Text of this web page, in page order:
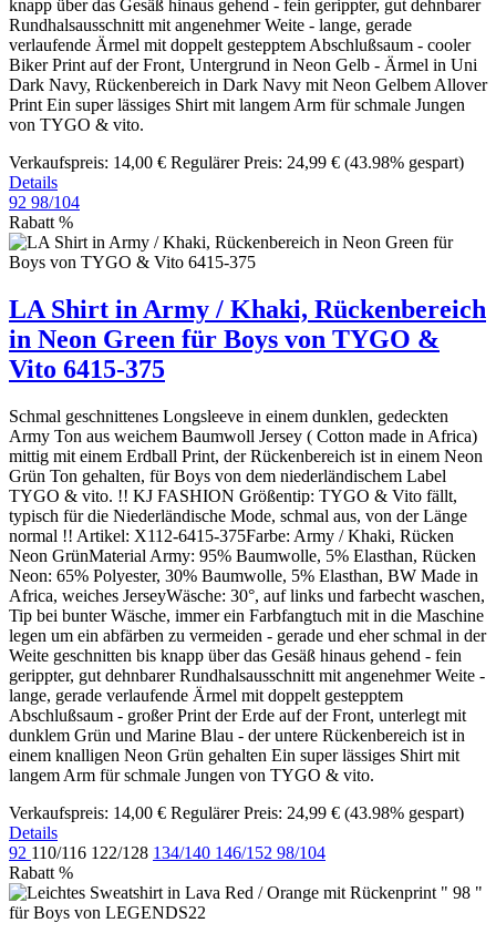
knapp über das Gesäß hinaus gehend - fein gerippter, gut dehnbarer
Rundhalsausschnitt mit angenehmer Weite - lange, gerade
verlaufende Ärmel mit doppelt gestepptem Abschlußsaum - cooler
Biker Print auf der Front, Untergrund in Neon Gelb - Ärmel in Uni
Dark Navy, Rückenbereich in Dark Navy mit Neon Gelbem Allover
Print Ein super lässiges Shirt mit langem Arm für schmale Jungen
von TYGO & vito.
Verkaufspreis: 14,00 € Regulärer Preis: 24,99 € (43.98% gespart)
Details
92 98/104
Rabatt %
LA Shirt in Army / Khaki, Rückenbereich
in Neon Green für Boys von TYGO &
Vito 6415-375
Schmal geschnittenes Longsleeve in einem dunklen, gedeckten
Army Ton aus weichem Baumwoll Jersey ( Cotton made in Africa)
mittig mit einem Erdball Print, der Rückenbereich ist in einem Neon
Grün Ton gehalten, für Boys von dem niederländischem Label
TYGO & vito. !! KJ FASHION Größentip: TYGO & Vito fällt,
typisch für die Niederländische Mode, schmal aus, von der Länge
normal !! Artikel: X112-6415-375Farbe: Army / Khaki, Rücken
Neon GrünMaterial Army: 95% Baumwolle, 5% Elasthan, Rücken
Neon: 65% Polyester, 30% Baumwolle, 5% Elasthan, BW Made in
Africa, weiches JerseyWäsche: 30°, auf links und farbecht waschen,
Tip bei bunter Wäsche, immer ein Farbfangtuch mit in die Maschine
legen um ein abfärben zu vermeiden - gerade und eher schmal in der
Weite geschnitten bis knapp über das Gesäß hinaus gehend - fein
gerippter, gut dehnbarer Rundhalsausschnitt mit angenehmer Weite -
lange, gerade verlaufende Ärmel mit doppelt gestepptem
Abschlußsaum - großer Print der Erde auf der Front, unterlegt mit
dunklem Grün und Marine Blau - der untere Rückenbereich ist in
einem knalligen Neon Grün gehalten Ein super lässiges Shirt mit
langem Arm für schmale Jungen von TYGO & vito.
Verkaufspreis: 14,00 € Regulärer Preis: 24,99 € (43.98% gespart)
Details
92 110/116 122/128 134/140 146/152 98/104
Rabatt %